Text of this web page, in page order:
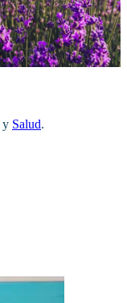
y Salud.